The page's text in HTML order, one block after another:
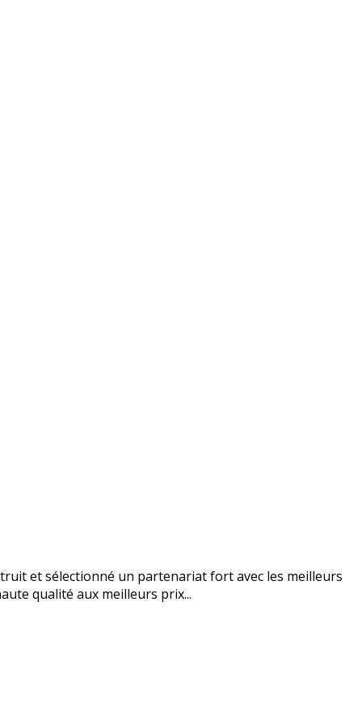
et sélectionné un partenariat fort avec les meilleurs
qualité aux meilleurs prix...